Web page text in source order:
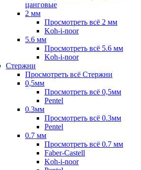
цанговые
2 мм
Просмотреть всё 2 мм
Koh-i-noor
5.6 мм
Просмотреть всё 5.6 мм
Koh-i-noor
Стержни
Просмотреть всё Стержни
0,5мм
Просмотреть всё 0,5мм
Pentel
0.3мм
Просмотреть всё 0.3мм
Pentel
0.7 мм
Просмотреть всё 0.7 мм
Faber-Castell
Koh-i-noor